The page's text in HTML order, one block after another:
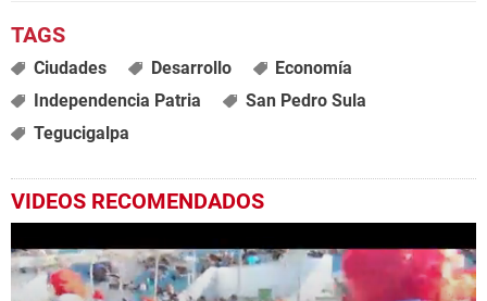
Ciudades Desarrollo
Economía
Independencia Patria
San Pedro Sula
Tegucigalpa
VIDEOS RECOMENDADOS